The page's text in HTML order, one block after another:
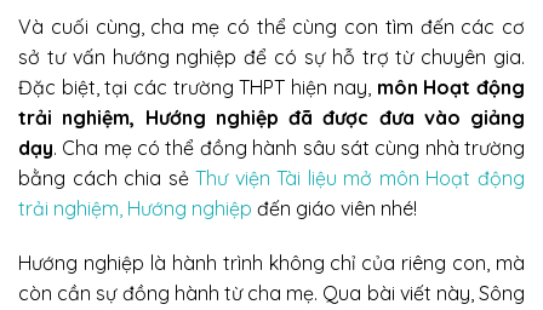
Và cuối cùng, cha mẹ có thể cùng con tìm đến các cơ
sở tư vấn hướng nghiệp để có sự hỗ trợ từ chuyên gia.
Đặc biệt, tại các trường THPT hiện nay, môn Hoạt động
trải nghiệm, Hướng nghiệp đã được đưa vào giảng
dạy. Cha mẹ có thể đồng hành sâu sát cùng nhà trường
bằng cách chia sẻThư viện Tài liệu mở môn Hoạt động
trải nghiệm, Hướng nghiệp đến giáo viên nhé!
Hướng nghiệp là hành trình không chỉ của riêng con, mà
còn cần sự đồng hành từ cha mẹ. Qua bài viết này, Sông